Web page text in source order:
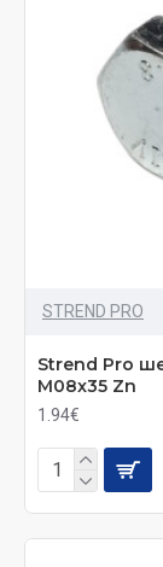
STREND PRO
Strend Pro
M08x35 Zn
1.94€